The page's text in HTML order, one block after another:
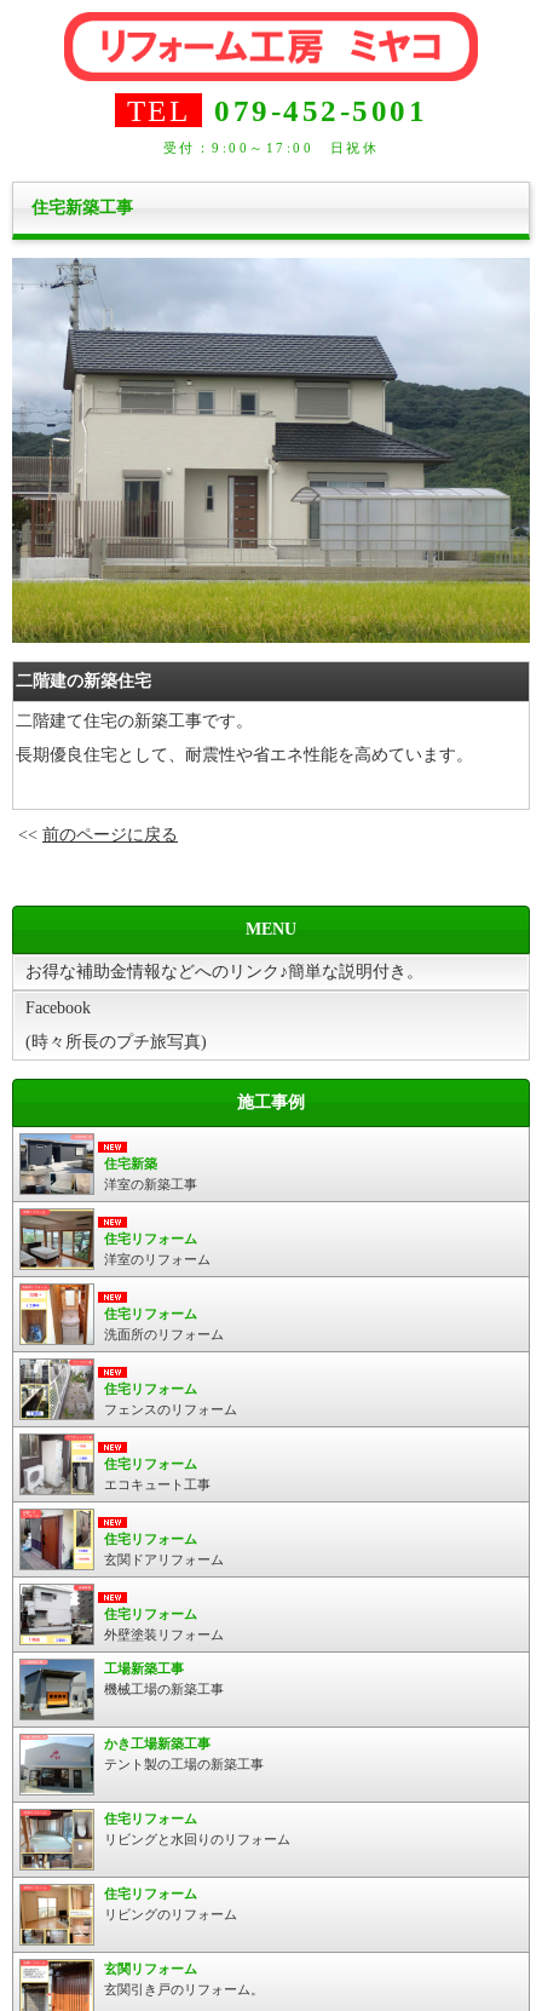
TEL 079-452-5001
受付：9:00～17:00 日祝休
住宅新築工事
二階建の新築住宅
二階建て住宅の新築工事です。
長期優良住宅として、耐震性や省エネ性能を高めています。
<< 前のページに戻る
MENU
お得な補助金情報などへのリンク♪簡単な説明付き。
Facebook
(時々所長のプチ旅写真)
施工事例
住宅新築
洋室の新築工事
住宅リフォーム
洋室のリフォーム
住宅リフォーム
洗面所のリフォーム
住宅リフォーム
フェンスのリフォーム
住宅リフォーム
エコキュート工事
住宅リフォーム
玄関ドアリフォーム
住宅リフォーム
外壁塗装リフォーム
工場新築工事
機械工場の新築工事
かき工場新築工事
テント製の工場の新築工事
住宅リフォーム
リビングと水回りのリフォーム
住宅リフォーム
リビングのリフォーム
玄関リフォーム
玄関引き戸のリフォーム。